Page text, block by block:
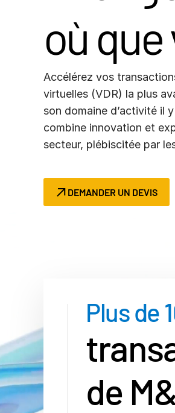
PRODUITS
SUPPLÉMENTAIRES
où que
Accélérez vos
virtuelles (VDR) la plus
son domaine d’activité il
combine innovation et
secteur, plébiscitée par
DEMANDER UN DEVIS
Plus de
de